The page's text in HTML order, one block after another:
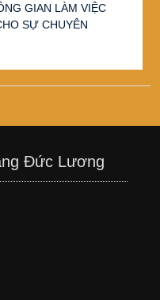
GIAN LÀM VIỆC
SỰ CHUYÊN
Đức Lương